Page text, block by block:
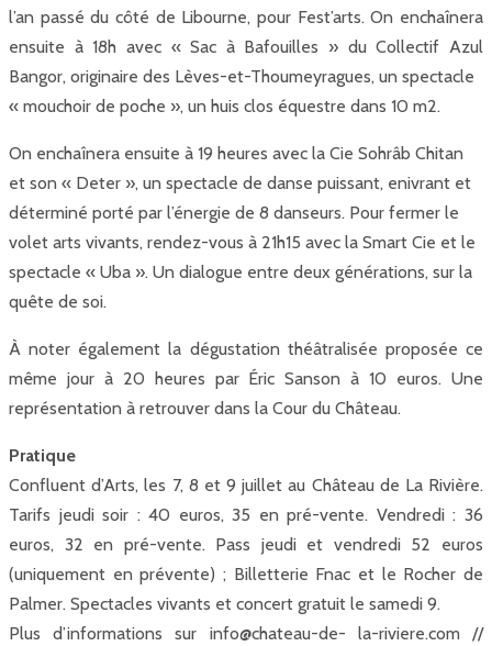
l’an passé du côté de Libourne, pour Fest’arts. On enchaînera
ensuite à 18h avec « Sac à Bafouilles » du Collectif Azul
Bangor, originaire des Lèves-et-Thoumeyragues, un spectacle
« mouchoir de poche », un huis clos équestre dans 10 m2.
On enchaînera ensuite à 19 heures avec la Cie Sohrâb Chitan
et son « Deter », un spectacle de danse puissant, enivrant et
déterminé porté par l’énergie de 8 danseurs. Pour fermer le
volet arts vivants, rendez-vous à 21h15 avec la Smart Cie et le
spectacle « Uba ». Un dialogue entre deux générations, sur la
quête de soi.
À noter également la dégustation théâtralisée proposée ce
même jour à 20 heures par Éric Sanson à 10 euros. Une
représentation à retrouver dans la Cour du Château.
Pratique
Confluent d’Arts, les 7, 8 et 9 juillet au Château de La Rivière.
Tarifs jeudi soir : 40 euros, 35 en pré-vente. Vendredi : 36
euros, 32 en pré-vente. Pass jeudi et vendredi 52 euros
(uniquement en prévente) ; Billetterie Fnac et le Rocher de
Palmer. Spectacles vivants et concert gratuit le samedi 9.
Plus d’informations sur info@chateau-de- la-riviere.com //